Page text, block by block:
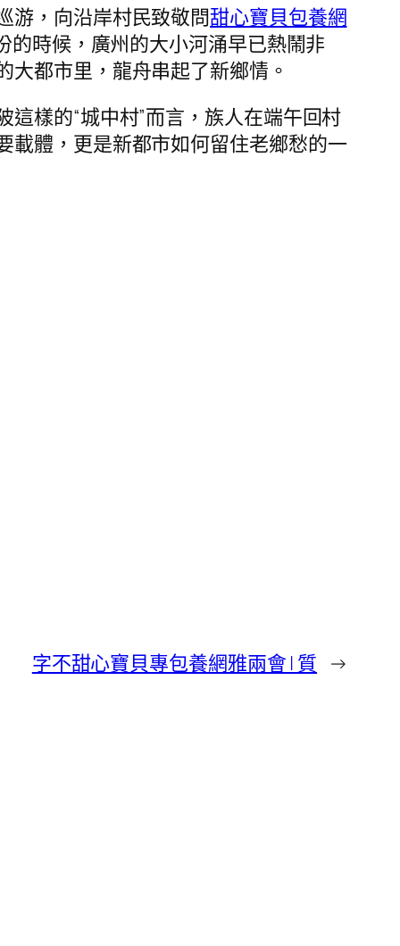
游，向沿岸村民致敬問甜心寶貝包養網
的時候，廣州的大小河涌早已熱鬧非
都市里，龍舟串起了新鄉情。
樣的“城中村”而言，族人在端午回村
載體，更是新都市如何留住老鄉愁的一
字不甜心寶貝專包養網雅兩會 | 質 →